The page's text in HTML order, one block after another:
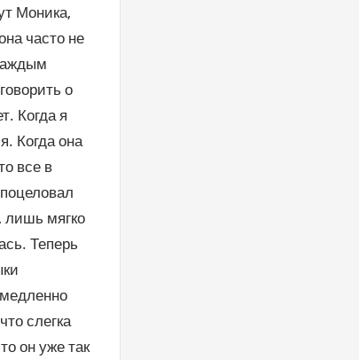
Моника,
часто не
о
Когда я
Когда она
все в
лишь мягко
Теперь
слегка
он уже так